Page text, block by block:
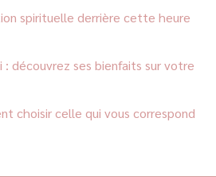
spirituelle derrière cette heure
: découvrez ses bienfaits sur votre
choisir celle qui vous correspond